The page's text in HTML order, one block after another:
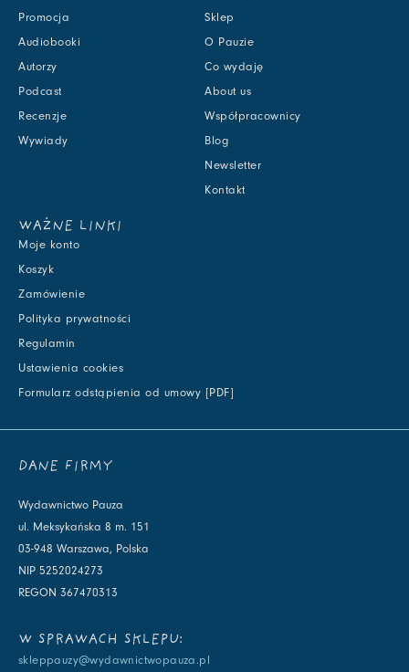
Promocja
Audiobooki
Autorzy
Podcast
Recenzje
Wywiady
Sklep
O Pauzie
Co wydaję
About us
Współpracownicy
Blog
Newsletter
Kontakt
WAŻNE LINKI
Moje konto
Koszyk
Zamówienie
Polityka prywatności
Regulamin
Ustawienia cookies
Formularz odstąpienia od umowy [PDF]
DANE FIRMY
Wydawnictwo Pauza
ul. Meksykańska 8 m. 151
03-948 Warszawa, Polska
NIP 5252024273
REGON 367470313
W SPRAWACH SKLEPU:
skleppauzy@wydawnictwopauza.pl